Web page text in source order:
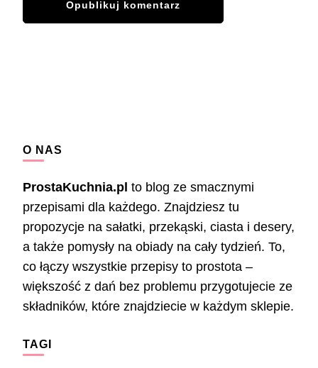
O NAS
ProstaKuchnia.pl to blog ze smacznymi
przepisami dla każdego. Znajdziesz tu
propozycje na sałatki, przekąski, ciasta i desery,
a także pomysły na obiady na cały tydzień. To,
co łączy wszystkie przepisy to prostota –
większość z dań bez problemu przygotujecie ze
składników, które znajdziecie w każdym sklepie.
TAGI